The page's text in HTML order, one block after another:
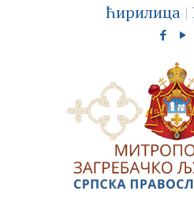
ћирилица |